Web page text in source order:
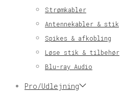
Strømkabler
Antennekabler & stik
Spikes & afkobling
Løse stik & tilbehør
Blu-ray Audio
Pro/Udlejning